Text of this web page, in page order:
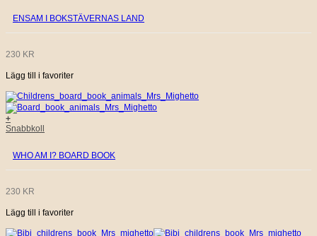
ENSAM I BOKSTÄVERNAS LAND
230 KR
Lägg till i favoriter
+
Snabbkoll
WHO AM I? BOARD BOOK
230 KR
Lägg till i favoriter